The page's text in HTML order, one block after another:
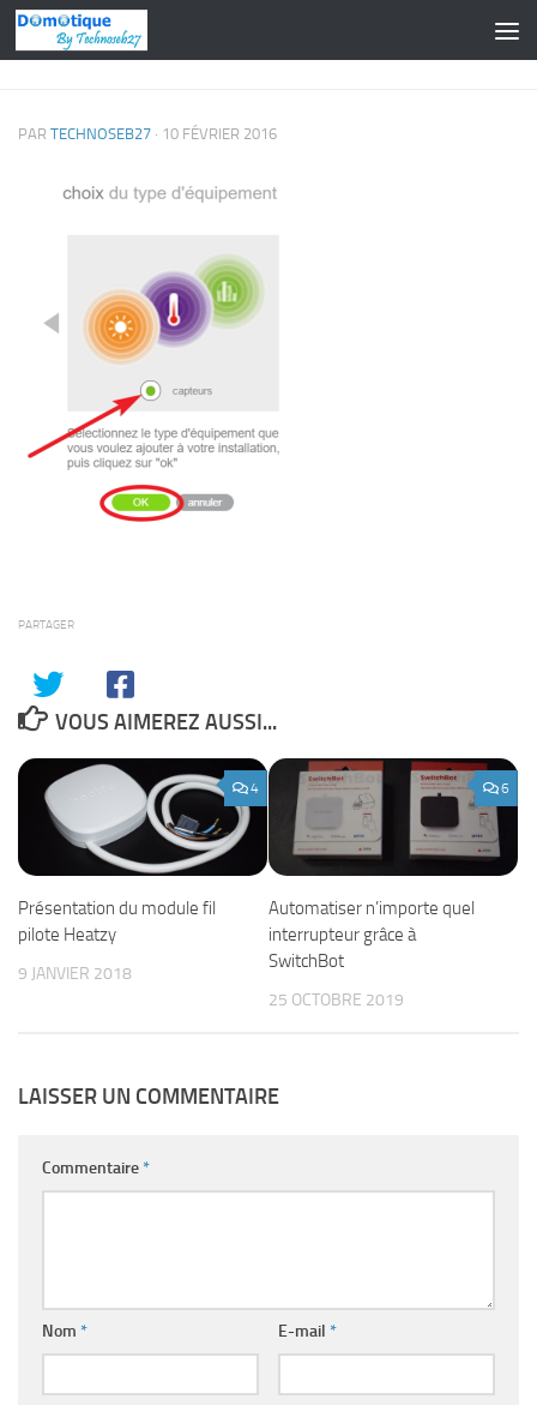
Skip to content
PAR TECHNOSEB27 · 10 FÉVRIER 2016
PARTAGER
VOUS AIMEREZ AUSSI...
4
Présentation du module fil
pilote Heatzy
9 JANVIER 2018
6
Automatiser n’importe quel
interrupteur grâce à
SwitchBot
25 OCTOBRE 2019
LAISSER UN COMMENTAIRE
Commentaire*
Nom * E-mail *